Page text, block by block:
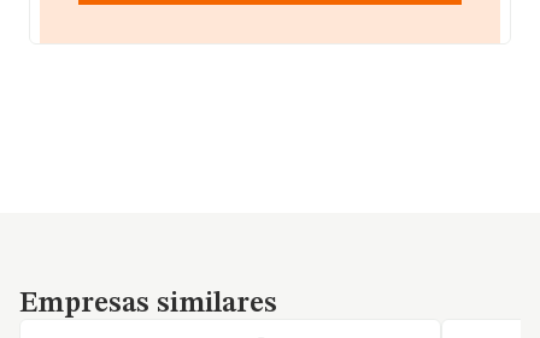
Empresas similares
Empresas similares